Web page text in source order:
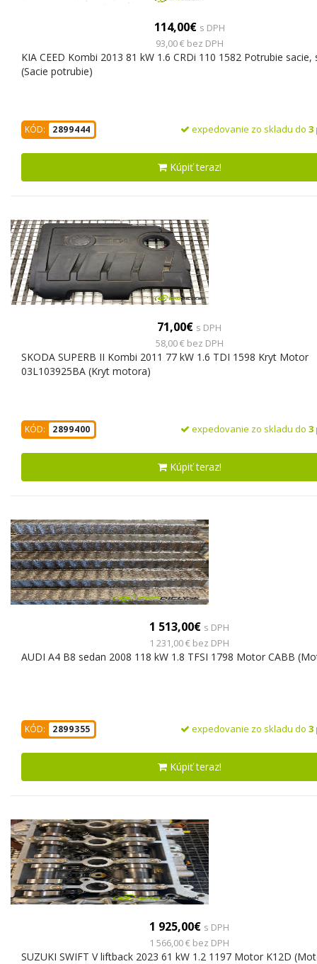
114,00€ s DPH
93,00 € bez DPH
KIA CEED Kombi 2013 81 kW 1.6 CRDi 110 1582 Potrubie sacie,
(Sacie potrubie)
KÓD: 2899444 expedovanie zo skladu do 3
Kúpiť teraz!
71,00€ s DPH
58,00 € bez DPH
SKODA SUPERB II Kombi 2011 77 kW 1.6 TDI 1598 Kryt Motor
03L103925BA (Kryt motora)
KÓD: 2899400 expedovanie zo skladu do 3
Kúpiť teraz!
1 513,00€ s DPH
1 231,00 € bez DPH
AUDI A4 B8 sedan 2008 118 kW 1.8 TFSI 1798 Motor CABB
KÓD: 2899355 expedovanie zo skladu do 3
Kúpiť teraz!
1 925,00€ s DPH
1 566,00 € bez DPH
SUZUKI SWIFT V liftback 2023 61 kW 1.2 1197 Motor K12D